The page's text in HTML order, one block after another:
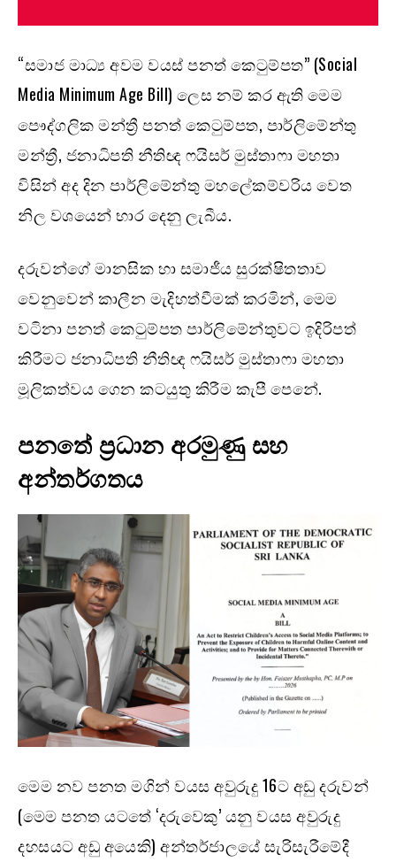
“සමාජ මාධ්‍ය අවම වයස් පනත් කෙටුම්පත” (Social
Media Minimum Age Bill) ලෙස නම් කර ඇති මෙම
පෞද්ගලික මන්ත්‍රී පනත් කෙටුම්පත, පාර්ලිමේන්තු
මන්ත්‍රී, ජනාධිපති නීතිඥ ෆයිසර් මුස්තාෆා මහතා
විසින් අද දින පාර්ලිමේන්තු මහලේකම්වරිය වෙත
නිල වශයෙන් භාර දෙනු ලැබීය.
දරුවන්ගේ මානසික හා සමාජීය සුරක්ෂිතතාව
වෙනුවෙන් කාලීන මැදිහත්වීමක් කරමින්, මෙම
වටිනා පනත් කෙටුම්පත පාර්ලිමේන්තුවට ඉදිරිපත්
කිරීමට ජනාධිපති නීතිඥ ෆයිසර් මුස්තාෆා මහතා
මූලිකත්වය ගෙන කටයුතු කිරීම කැපී පෙනේ.
පනතේ ප්‍රධාන අරමුණු සහ
අන්තර්ගතය
මෙම නව පනත මගින් වයස අවුරුදු 16ට අඩු දරුවන්
(මෙම පනත යටතේ ‘දරුවෙකු’ යනු වයස අවුරුදු
දහසයට අඩු අයෙකි) අන්තර්ජාලයේ සැරිසැරීමේදී